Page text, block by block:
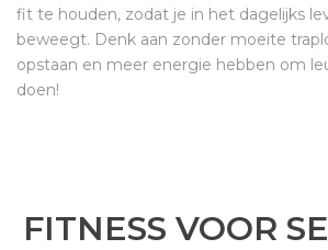
fit te houden, zodat je in het dagelijks
beweegt. Denk aan zonder moeite
opstaan en meer energie hebben om
doen!
FITNESS VOOR